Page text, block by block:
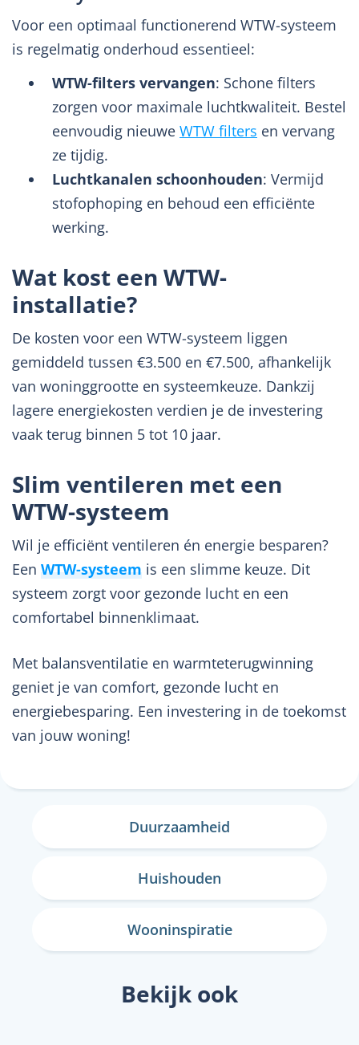
Voor een optimaal functionerend WTW-systeem
is regelmatig onderhoud essentieel:
WTW-filters vervangen: Schone filters
zorgen voor maximale luchtkwaliteit. Bestel
eenvoudig nieuwe WTW filters en vervang
ze tijdig.
Luchtkanalen schoonhouden: Vermijd
stofophoping en behoud een efficiënte
werking.
Wat kost een WTW-
installatie?
De kosten voor een WTW-systeem liggen
gemiddeld tussen €3.500 en €7.500, afhankelijk
van woninggrootte en systeemkeuze. Dankzij
lagere energiekosten verdien je de investering
vaak terug binnen 5 tot 10 jaar.
Slim ventileren met een
WTW-systeem
Wil je efficiënt ventileren én energie besparen?
Een WTW-systeem is een slimme keuze. Dit
systeem zorgt voor gezonde lucht en een
comfortabel binnenklimaat.
Met balansventilatie en warmteterugwinning
geniet je van comfort, gezonde lucht en
energiebesparing. Een investering in de toekomst
van jouw woning!
Duurzaamheid
Huishouden
Wooninspiratie
Bekijk ook